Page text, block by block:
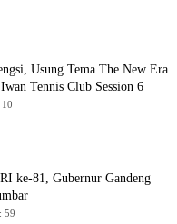
Usung Tema The New Era
Tennis Club Session 6
ke-81, Gubernur Gandeng
59